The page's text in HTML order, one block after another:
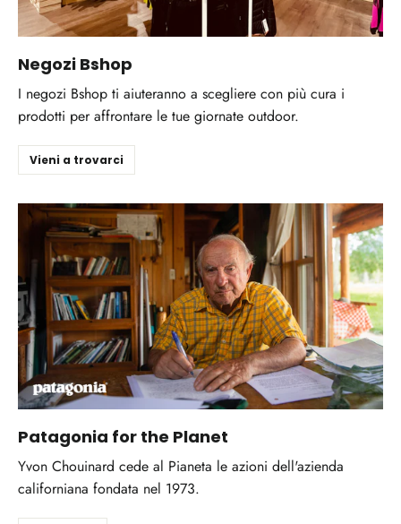
Negozi Bshop
I negozi Bshop ti aiuteranno a scegliere con più cura i
prodotti per affrontare le tue giornate outdoor.
Vieni a trovarci
Patagonia for the Planet
Yvon Chouinard cede al Pianeta le azioni dell'azienda
californiana fondata nel 1973.